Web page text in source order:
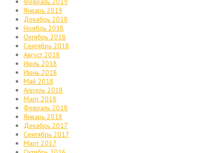
Январь 2019
Декабрь 2018
Ноябрь 2018
Октябрь 2018
Сентябрь 2018
Август 2018
Июль 2018
Июнь 2018
Май 2018
Апрель 2018
Март 2018
Февраль 2018
Январь 2018
Декабрь 2017
Сентябрь 2017
Март 2017